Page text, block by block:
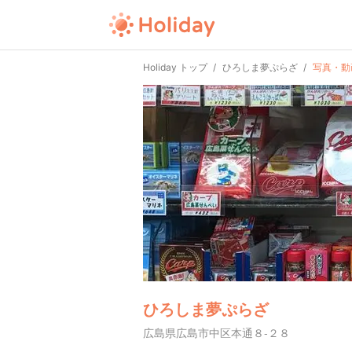
Holiday トップ ひろしま夢ぷらざ 写真・
ひろしま夢ぷらざ
広島県広島市中区本通８-２８